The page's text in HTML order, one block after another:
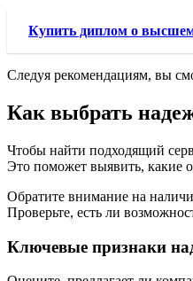
Купить диплом о высшем
Следуя рекомендациям, вы
Как выбрать
Чтобы найти подходящий
Это поможет выявить, какие
Обратите внимание на
Проверьте, есть ли
Ключевые признаки